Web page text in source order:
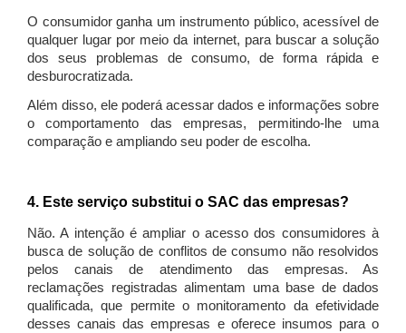
O consumidor ganha um instrumento público, acessível de
qualquer lugar por meio da internet, para buscar a solução
dos seus problemas de consumo, de forma rápida e
desburocratizada.
Além disso, ele poderá acessar dados e informações sobre
o comportamento das empresas, permitindo-lhe uma
comparação e ampliando seu poder de escolha.
4. Este serviço substitui o SAC das empresas?
Não. A intenção é ampliar o acesso dos consumidores à
busca de solução de conflitos de consumo não resolvidos
pelos canais de atendimento das empresas. As
reclamações registradas alimentam uma base de dados
qualificada, que permite o monitoramento da efetividade
desses canais das empresas e oferece insumos para o